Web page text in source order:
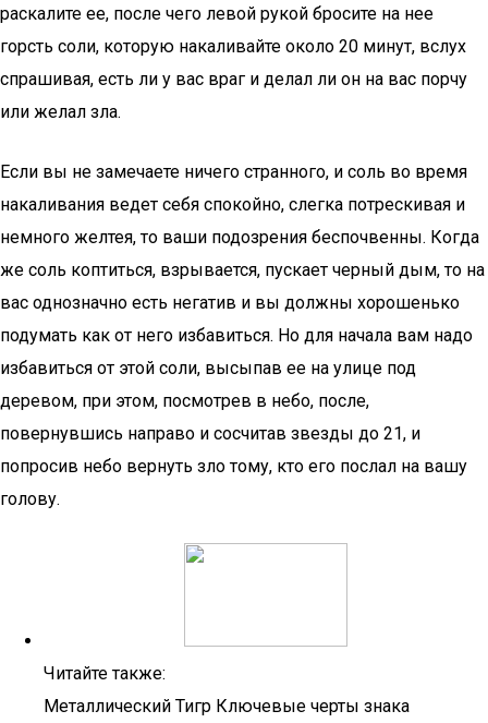
раскалите ее, после чего левой рукой бросите на нее
горсть соли, которую накаливайте около 20 минут, вслух
спрашивая, есть ли у вас враг и делал ли он на вас порчу
или желал зла.
Если вы не замечаете ничего странного, и соль во время
накаливания ведет себя спокойно, слегка потрескивая и
немного желтея, то ваши подозрения беспочвенны. Когда
же соль коптиться, взрывается, пускает черный дым, то на
вас однозначно есть негатив и вы должны хорошенько
подумать как от него избавиться. Но для начала вам надо
избавиться от этой соли, высыпав ее на улице под
деревом, при этом, посмотрев в небо, после,
повернувшись направо и сосчитав звезды до 21, и
попросив небо вернуть зло тому, кто его послал на вашу
голову.
Читайте также:
Металлический Тигр Ключевые черты знака